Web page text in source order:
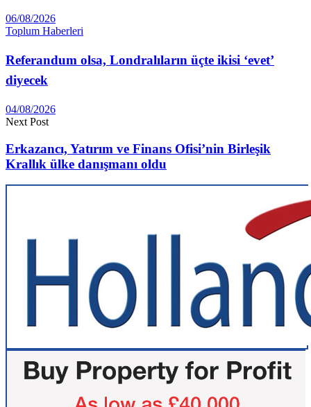
06/08/2026
Toplum Haberleri
Referandum olsa, Londralıların üçte ikisi ‘evet’
diyecek
04/08/2026
Next Post
Erkazancı, Yatırım ve Finans Ofisi’nin Birleşik
Krallık ülke danışmanı oldu